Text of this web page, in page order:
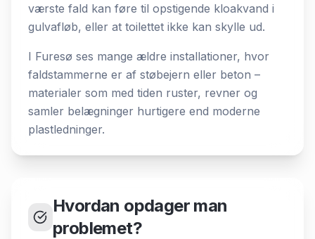
værste fald kan føre til opstigende kloakvand i
gulvafløb, eller at toilettet ikke kan skylle ud.
I Furesø ses mange ældre installationer, hvor
faldstammerne er af støbejern eller beton –
materialer som med tiden ruster, revner og
samler belægninger hurtigere end moderne
plastledninger.
Hvordan opdager man
problemet?